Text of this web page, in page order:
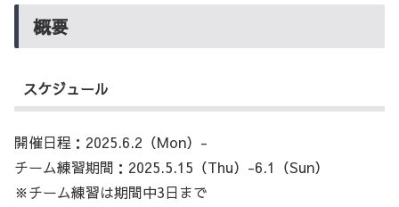
概要
スケジュール
開催日程：2025.6.2（Mon）-
チーム練習期間：2025.5.15（Thu）-6.1（Sun）
※チーム練習は期間中3日まで